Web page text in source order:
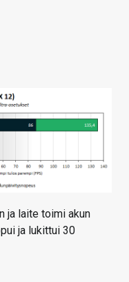
ja laite toimi akun
ja lukittui 30